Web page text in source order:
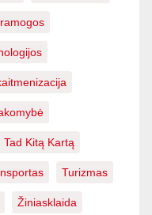
Tad Kitą Kartą
Turizmas
Žiniasklaida